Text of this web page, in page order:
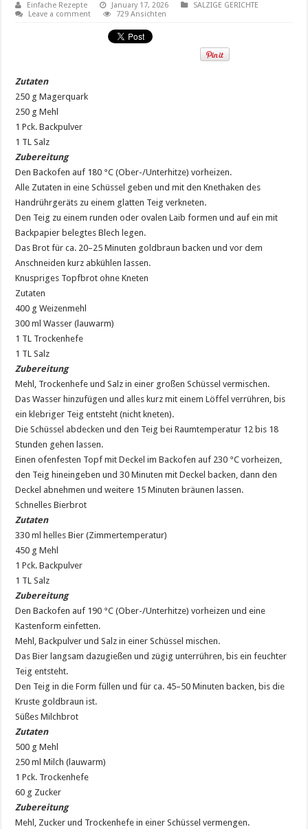
Einfache Rezepte January 17, 2026
SALZIGE GERICHTE
Leave a comment
729 Ansichten
Zutaten
250 g Magerquark
250 g Mehl
1 Pck. Backpulver
1 TL Salz
Zubereitung
Den Backofen auf 180 °C (Ober-/Unterhitze) vorheizen.
Alle Zutaten in eine Schüssel geben und mit den Knethaken des
Handrührgeräts zu einem glatten Teig verkneten.
Den Teig zu einem runden oder ovalen Laib formen und auf ein mit
Backpapier belegtes Blech legen.
Das Brot für ca. 20–25 Minuten goldbraun backen und vor dem
Anschneiden kurz abkühlen lassen.
Knuspriges Topfbrot ohne Kneten
Zutaten
400 g Weizenmehl
300 ml Wasser (lauwarm)
1 TL Trockenhefe
1 TL Salz
Zubereitung
Mehl, Trockenhefe und Salz in einer großen Schüssel vermischen.
Das Wasser hinzufügen und alles kurz mit einem Löffel verrühren, bis
ein klebriger Teig entsteht (nicht kneten).
Die Schüssel abdecken und den Teig bei Raumtemperatur 12 bis 18
Stunden gehen lassen.
Einen ofenfesten Topf mit Deckel im Backofen auf 230 °C vorheizen,
den Teig hineingeben und 30 Minuten mit Deckel backen, dann den
Deckel abnehmen und weitere 15 Minuten bräunen lassen.
Schnelles Bierbrot
Zutaten
330 ml helles Bier (Zimmertemperatur)
450 g Mehl
1 Pck. Backpulver
1 TL Salz
Zubereitung
Den Backofen auf 190 °C (Ober-/Unterhitze) vorheizen und eine
Kastenform einfetten.
Mehl, Backpulver und Salz in einer Schüssel mischen.
Das Bier langsam dazugießen und zügig unterrühren, bis ein feuchter
Teig entsteht.
Den Teig in die Form füllen und für ca. 45–50 Minuten backen, bis die
Kruste goldbraun ist.
Süßes Milchbrot
Zutaten
500 g Mehl
250 ml Milch (lauwarm)
1 Pck. Trockenhefe
60 g Zucker
Zubereitung
Mehl, Zucker und Trockenhefe in einer Schüssel vermengen.